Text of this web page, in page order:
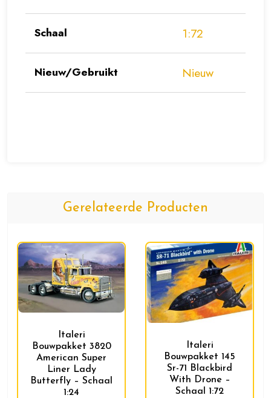
Schaal 1:72
Nieuw/Gebruikt Nieuw
Gerelateerde Producten
Italeri
Bouwpakket 3820
American Super
Liner Lady
Butterfly – Schaal
1:24
Italeri
Bouwpakket 145
Sr-71 Blackbird
With Drone –
Schaal 1:72